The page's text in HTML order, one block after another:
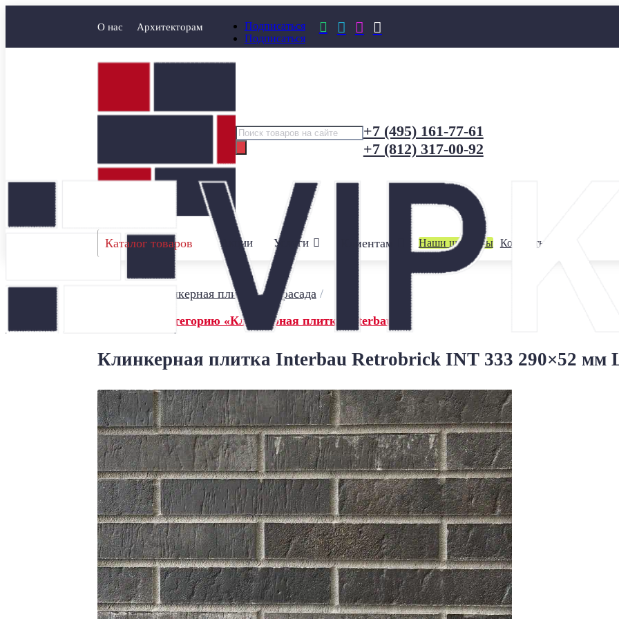
О нас Архитекторам
Подписаться
Подписаться
   
Поиск
товаров
+7 (495) 161-77-61
+7 (812) 317-00-92
Каталог товаров Акции Услуги Клиентам Наши шоурумы Контакты
Клинкерная плитка для фасада/
← Назад в категорию «Клинкерная плитка Interbau»
Клинкерная плитка Interbau Retrobrick INT 333 290×52 мм